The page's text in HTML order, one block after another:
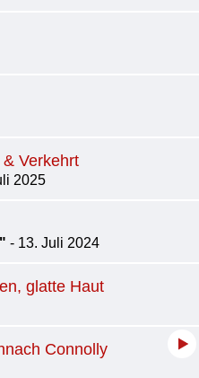
Verkehrt
2025
- 13. Juli 2024
glatte Haut
Connolly